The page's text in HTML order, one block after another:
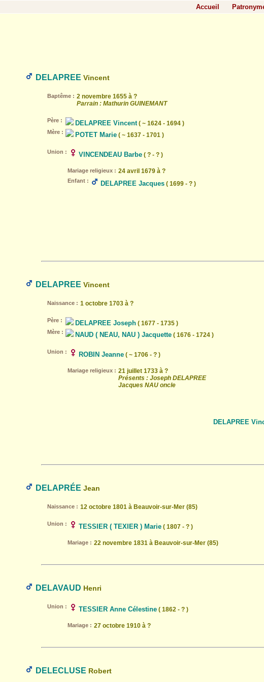
Accueil
DELAPREE Vincent
Baptême : 2 novembre 1655 à ?
Parrain : Mathurin GUINEMANT
Père : DELAPREE Vincent( ~ 1624 - 1694 )
Mère : POTET Marie ( ~ 1637 - 1701 )
Union : VINCENDEAU Barbe ( ? - ? )
Mariage religieux : 24 avril 1679 à ?
Enfant : DELAPREE Jacques ( 1699 - ? )
DELAPREE Vincent
Naissance : 1 octobre 1703 à ?
Père : DELAPREE Joseph ( 1677 - 1735 )
Mère : NAUD ( NEAU, NAU ) Jacquette ( 1676 - 1724 )
Union : ROBIN Jeanne ( ~ 1706 - ? )
Mariage religieux : 21 juillet 1733 à ?
Présents : Joseph DELAPREE
Jacques NAU oncle
DELAPREE
DELAPRÉE Jean
Naissance : 12 octobre 1801 à Beauvoir-sur-Mer (85)
Union : TESSIER ( TEXIER ) Marie ( 1807 - ? )
Mariage : 22 novembre 1831 à Beauvoir-sur-Mer (85)
DELAVAUD Henri
Union : TESSIER Anne Célestine ( 1862 - ? )
Mariage : 27 octobre 1910 à ?
DELECLUSE Robert